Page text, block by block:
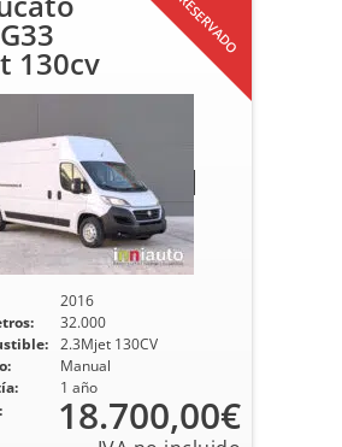
RESERVADO
130cv
2016
32.000
2.3Mjet 130CV
Manual
1 año
18.700,00€